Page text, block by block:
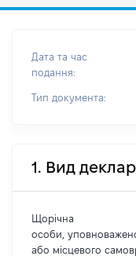
Дата та час
подання:
Тип документа:
1. Вид
Щорічна
особи,
або місцевого